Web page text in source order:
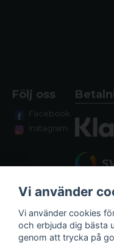
Följ oss
Facebook
Instagram
Vi använder
Vi använder cookies
och erbjuda dig bästa
genom att trycka på